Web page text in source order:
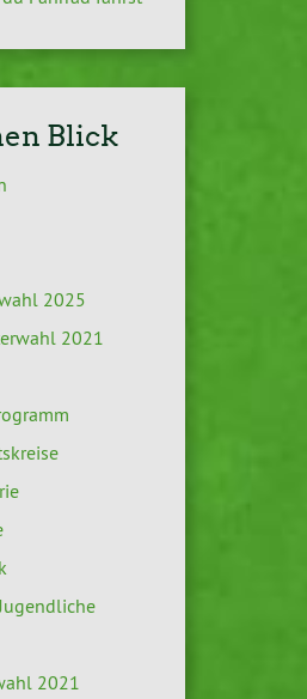
Blick
2025
2021
2021